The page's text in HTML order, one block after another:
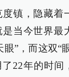
镇，隐藏着
当今世界最
”，而这双“
22年的时间